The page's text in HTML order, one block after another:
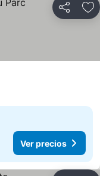
Compartir
Ver precios